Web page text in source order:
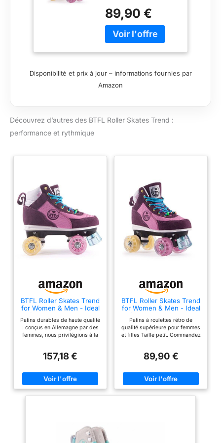
Skating
petit. Commandez
1,5 ou 2 tailles plus
grandes Châssis :
Rebound 82A
Roulements : acier au
89,90 €
Disponibilité et prix à jour – informations fournies par
Amazon
Découvrez d’autres des BTFL Roller Skates Trend :
performance et rythmique
BTFL Roller Skates Trend
for Women & Men - Ideal
Rhythmic Skating
Patins durables de haute qualité
: conçus en Allemagne par des
femmes, nous privilégions à la
en cuir semi-souple en daim
maille respirante associée à une
plaque en nylon renforcée
légère et à des trucks en
nombreux patineurs louent cette
botte pour son manque de
157,18 €
BTFL Roller Skates Trend
for Women & Men - Ideal
Rhythmic Skating
Patins à roulettes rétro de
qualité supérieure pour femmes
et filles Taille petit. Commandez
aluminium - Roues : 58 x 32 mm
Roulements : acier au carbone
ABEC-7
89,90 €